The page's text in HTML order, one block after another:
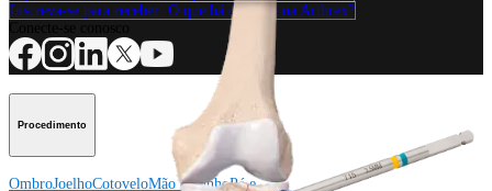
Inscreva-se para receber: O que há de novo na Arthrex?
Procedimento
OmbroJoelhoCotoveloMão e punhoPé e